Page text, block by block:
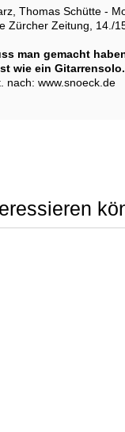
Thomas Schütte -
Zürcher Zeitung, 14./
man gemacht
wie ein
nach: www.snoeck.de